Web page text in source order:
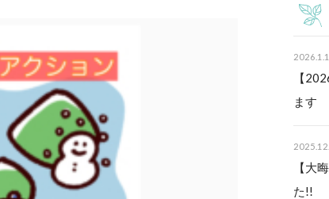
2026.1.1
【
ます
【大
た!!